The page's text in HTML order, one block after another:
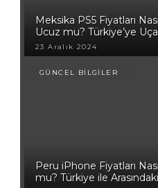
Meksika PS5 Fiyatları
Ucuz mu? Türkiye’ye
23 Aralık 2024
GÜNCEL BİLGİLER
Peru iPhone Fiyatları
mu? Türkiye ile